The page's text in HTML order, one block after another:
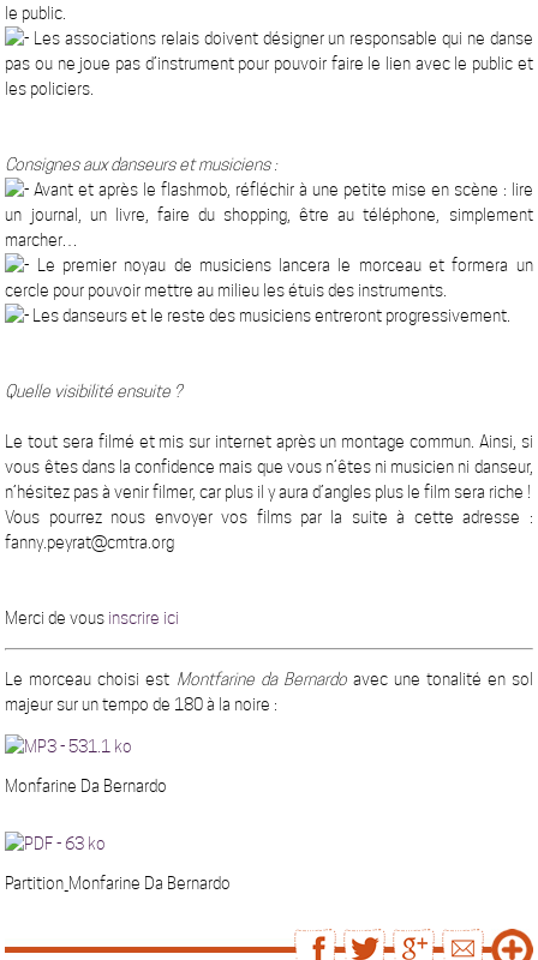
le public.
Les associations relais doivent désigner un responsable qui ne danse
pas ou ne joue pas d’instrument pour pouvoir faire le lien avec le public et
les policiers.
Consignes aux danseurs et musiciens :
Avant et après le flashmob, réfléchir à une petite mise en scène : lire
un journal, un livre, faire du shopping, être au téléphone, simplement
marcher…
Le premier noyau de musiciens lancera le morceau et formera un
cercle pour pouvoir mettre au milieu les étuis des instruments.
Les danseurs et le reste des musiciens entreront progressivement.
Quelle visibilité ensuite ?
Le tout sera filmé et mis sur internet après un montage commun. Ainsi, si
vous êtes dans la confidence mais que vous n’êtes ni musicien ni danseur,
n’hésitez pas à venir filmer, car plus il y aura d’angles plus le film sera riche !
Vous pourrez nous envoyer vos films par la suite à cette adresse :
fanny.peyrat@cmtra.org
Merci de vous inscrire ici
Le morceau choisi est Montfarine da Bernardo avec une tonalité en sol
majeur sur un tempo de 180 à la noire :
Monfarine Da Bernardo
Partition_Monfarine Da Bernardo